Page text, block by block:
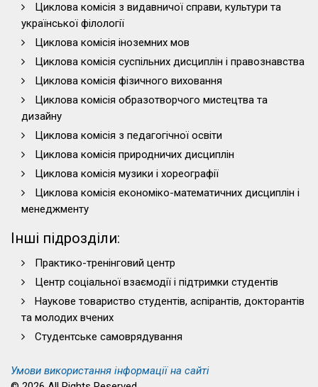
Циклова комісія з видавничої справи, культури та
української філології
Циклова комісія іноземних мов
Циклова комісія суспільних дисциплін і правознавства
Циклова комісія фізичного виховання
Циклова комісія образотворчого мистецтва та
дизайну
Циклова комісія з педагогічної освіти
Циклова комісія природничих дисциплін
Циклова комісія музики і хореографії
Циклова комісія економіко-математичних дисциплін і
менеджменту
Інші підрозділи:
Практико-тренінговий центр
Центр соціальної взаємодії і підтримки студентів
Наукове товариство студентів, аспірантів, докторантів
та молодих вчених
Студентське самоврядування
Умови використання інформації на сайті